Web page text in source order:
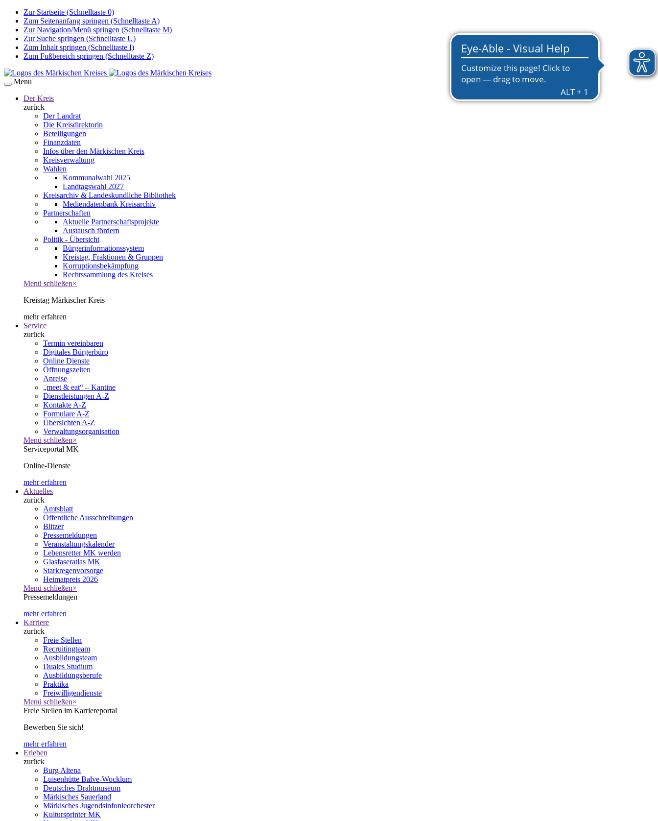
Zur Startseite (Schnelltaste 0)
Zum Seitenanfang springen (Schnelltaste A)
Zur Navigation/Menü springen (Schnelltaste M)
Zur Suche springen (Schnelltaste U)
Zum Inhalt springen (Schnelltaste I)
Zum Fußbereich springen (Schnelltaste Z)
Menu
Der Kreis
zurück
Der Landrat
Die Kreisdirektorin
Beteiligungen
Finanzdaten
Infos über den Märkischen Kreis
Kreisverwaltung
Wahlen
Kommunalwahl 2025
Landtagswahl 2027
Kreisarchiv & Landeskundliche Bibliothek
Mediendatenbank Kreisarchiv
Partnerschaften
Aktuelle Partnerschaftsprojekte
Austausch fördern
Politik - Übersicht
Bürgerinformationssystem
Kreistag, Fraktionen & Gruppen
Korruptionsbekämpfung
Rechtssammlung des Kreises
Menü schließen×
Kreistag Märkischer Kreis
mehr erfahren
Service
zurück
Termin vereinbaren
Digitales Bürgerbüro
Online Dienste
Öffnungszeiten
Anreise
„meet & eat“ – Kantine
Dienstleistungen A-Z
Kontakte A-Z
Formulare A-Z
Übersichten A-Z
Verwaltungsorganisation
Menü schließen×
Serviceportal MK
Online-Dienste
mehr erfahren
Aktuelles
zurück
Amtsblatt
Öffentliche Ausschreibungen
Blitzer
Pressemeldungen
Veranstaltungskalender
Lebensretter MK werden
Glasfaseratlas MK
Starkregenvorsorge
Heimatpreis 2026
Menü schließen×
Pressemeldungen
mehr erfahren
Karriere
zurück
Freie Stellen
Recruitingteam
Ausbildungsteam
Duales Studium
Ausbildungsberufe
Praktika
Freiwilligendienste
Menü schließen×
Freie Stellen im Karriereportal
Bewerben Sie sich!
mehr erfahren
Erleben
zurück
Burg Altena
Luisenhütte Balve-Wocklum
Deutsches Drahtmuseum
Märkisches Sauerland
Märkisches Jugendsinfonieorchester
Kultursprinter MK